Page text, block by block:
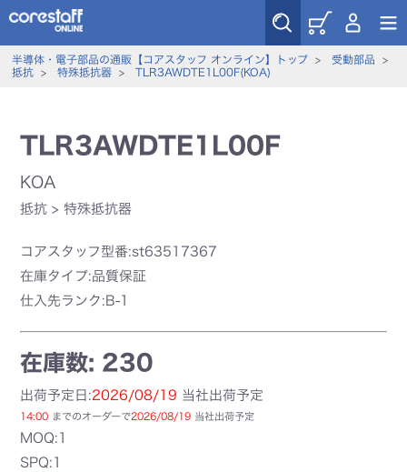
半導体・電子部品の通販【コアスタッフ オンライン】トップ> 受動部品 >
抵抗> 特殊抵抗器> TLR3AWDTE1L00F(KOA)
TLR3AWDTE1L00F
KOA
抵抗 >特殊抵抗器
コアスタッフ型番:st63517367
在庫タイプ:品質保証
仕入先ランク:B-1
在庫数: 230
出荷予定日:2026/08/19 当社出荷予定
14:00 までのオーダーで2026/08/19 当社出荷予定
MOQ:1
SPQ:1